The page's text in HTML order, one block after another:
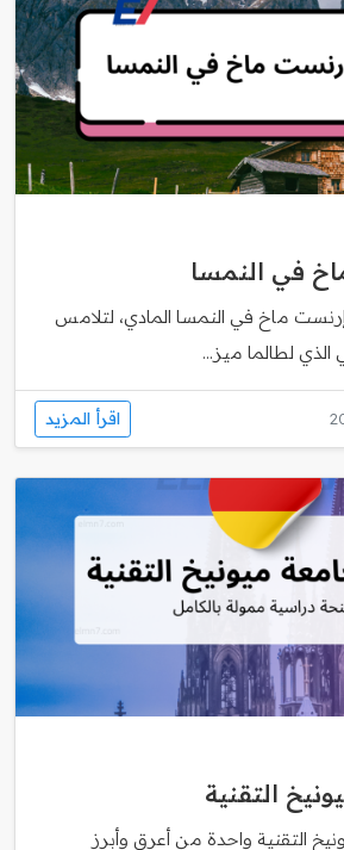
في النمسا
ماخ في النمسا المادي، لتلامس
الذي لطالما ميز...
اقرأ المزيد
التقنية
التقنية واحدة من أعرق وأبرز